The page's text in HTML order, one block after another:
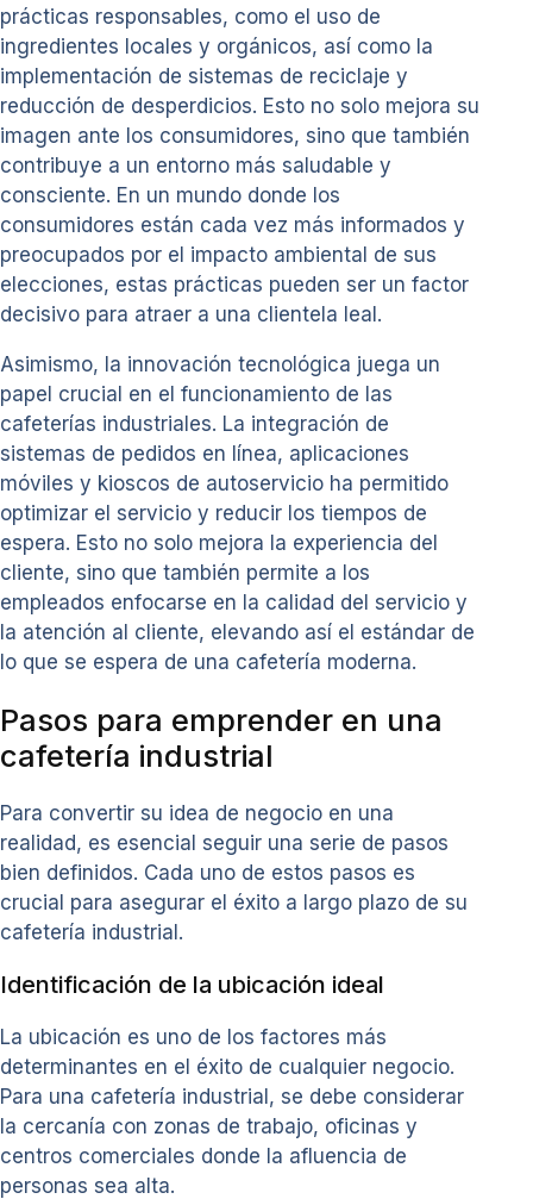
prácticas responsables, como el uso de
ingredientes locales y orgánicos, así como la
implementación de sistemas de reciclaje y
reducción de desperdicios. Esto no solo mejora su
imagen ante los consumidores, sino que también
contribuye a un entorno más saludable y
consciente. En un mundo donde los
consumidores están cada vez más informados y
preocupados por el impacto ambiental de sus
elecciones, estas prácticas pueden ser un factor
decisivo para atraer a una clientela leal.
Asimismo, la innovación tecnológica juega un
papel crucial en el funcionamiento de las
cafeterías industriales. La integración de
sistemas de pedidos en línea, aplicaciones
móviles y kioscos de autoservicio ha permitido
optimizar el servicio y reducir los tiempos de
espera. Esto no solo mejora la experiencia del
cliente, sino que también permite a los
empleados enfocarse en la calidad del servicio y
la atención al cliente, elevando así el estándar de
lo que se espera de una cafetería moderna.
Pasos para emprender en una
cafetería industrial
Para convertir su idea de negocio en una
realidad, es esencial seguir una serie de pasos
bien definidos. Cada uno de estos pasos es
crucial para asegurar el éxito a largo plazo de su
cafetería industrial.
Identificación de la ubicación ideal
La ubicación es uno de los factores más
determinantes en el éxito de cualquier negocio.
Para una cafetería industrial, se debe considerar
la cercanía con zonas de trabajo, oficinas y
centros comerciales donde la afluencia de
personas sea alta.